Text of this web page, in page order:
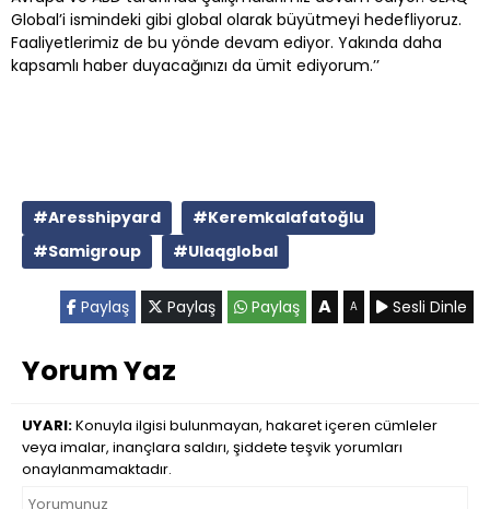
Global’i ismindeki gibi global olarak büyütmeyi hedefliyoruz.
Faaliyetlerimiz de bu yönde devam ediyor. Yakında daha
kapsamlı haber duyacağınızı da ümit ediyorum.’’
#Aresshipyard
#Keremkalafatoğlu
#Samigroup
#Ulaqglobal
Paylaş Paylaş Paylaş A A Sesli Dinle
Yorum Yaz
UYARI:Konuyla ilgisi bulunmayan, hakaret içeren cümleler
veya imalar, inançlara saldırı, şiddete teşvik yorumları
onaylanmamaktadır.